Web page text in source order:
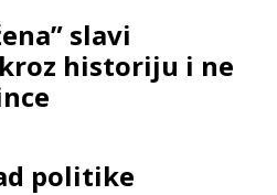
slavi
historiju i ne
politike